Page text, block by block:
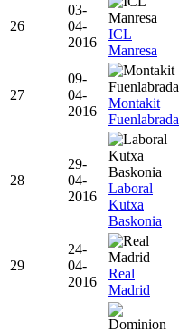
26
03-
04-
2016
ICL
Manresa
27
09-
04-
2016
Montakit
Fuenlabrada
28
29-
04-
2016
Laboral
Kutxa
Baskonia
29
24-
04-
2016
Real
Madrid